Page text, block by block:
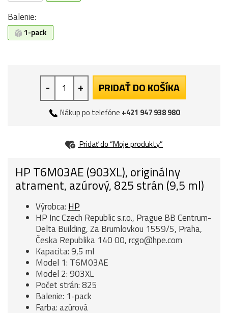
Balenie:
1-pack
- + PRIDAŤ DO KOŠÍKA
Nákup po telefóne +421 947 938 980
Pridať do “Moje produkty”
HP T6M03AE (903XL), originálny
atrament, azúrový, 825 strán (9,5 ml)
Výrobca: HP
HP Inc Czech Republic s.r.o., Prague BB Centrum-
Delta Building, Za Brumlovkou 1559/5, Praha,
Česka Republika 140 00, rcgo@hpe.com
Kapacita: 9,5 ml
Model 1: T6M03AE
Model 2: 903XL
Počet strán: 825
Balenie: 1-pack
Farba: azúrová